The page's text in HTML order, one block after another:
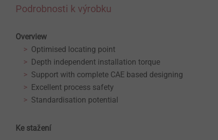
Podrobnosti k výrobku
Overview
Optimised locating point
Depth independent installation torque
Support with complete CAE based designing
Excellent process safety
Standardisation potential
Ke stažení